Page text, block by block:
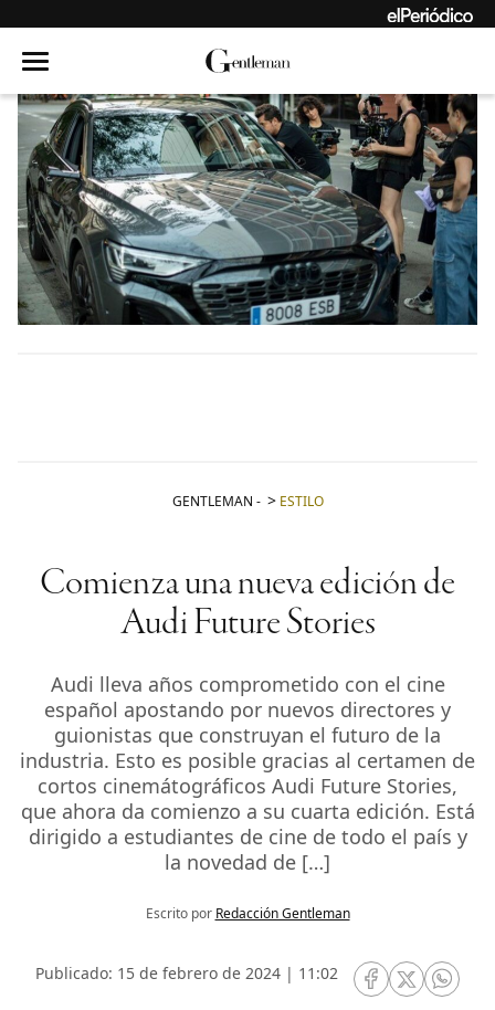
GENTLEMAN - ESTILO
Comienza una nueva edición de
Audi Future Stories
Audi lleva años comprometido con el cine
español apostando por nuevos directores y
guionistas que construyan el futuro de la
industria. Esto es posible gracias al certamen de
cortos cinemátográficos Audi Future Stories,
que ahora da comienzo a su cuarta edición. Está
dirigido a estudiantes de cine de todo el país y
la novedad de […]
Escrito por Redacción Gentleman
Publicado: 15 de febrero de 2024 | 11:02
RRSS Facebook
RRSSRRSS